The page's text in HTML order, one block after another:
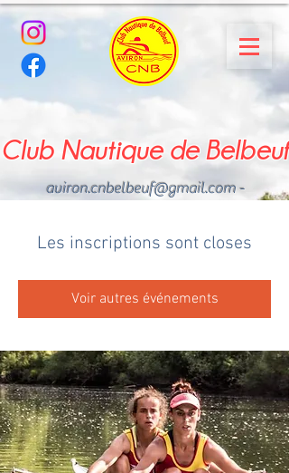
Club Nautique de Belbeuf
aviron.cnbelbeuf@gmail.com-
Les inscriptions sont closes
Voir autres événements